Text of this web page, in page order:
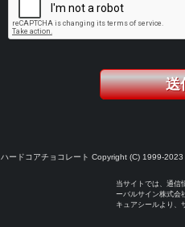
ハードコアチョコレート Copyright (C) 1999-
当サイトでは、通信
ーバルサイン株式会
キュアシールより、